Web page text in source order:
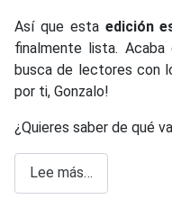
Así que esta edición
finalmente lista.
busca de lectores con
por ti, Gonzalo!
¿Quieres saber de qué
Lee más…